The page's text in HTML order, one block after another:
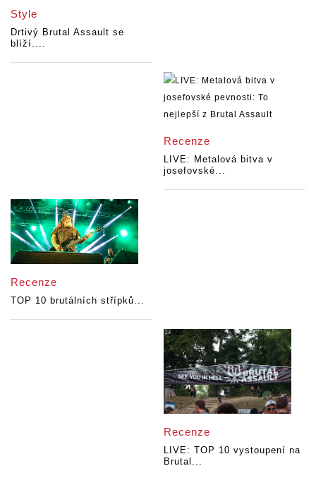
Style
Drtivý Brutal Assault se
blíží....
Recenze
LIVE: Metalová bitva v
josefovské...
Recenze
TOP 10 brutálních střípků...
Recenze
LIVE: TOP 10 vystoupení na
Brutal...